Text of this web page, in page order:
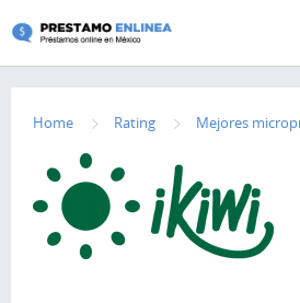
Pasar al contenido principal
Home Rating Mejores